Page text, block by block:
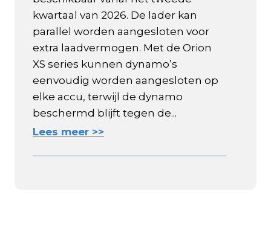
kwartaal van 2026. De lader kan
parallel worden aangesloten voor
extra laadvermogen. Met de Orion
XS series kunnen dynamo’s
eenvoudig worden aangesloten op
elke accu, terwijl de dynamo
beschermd blijft tegen de...
Lees meer >>